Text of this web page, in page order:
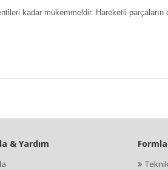
kadar mükemmeldir. Hareketli
& Yardım